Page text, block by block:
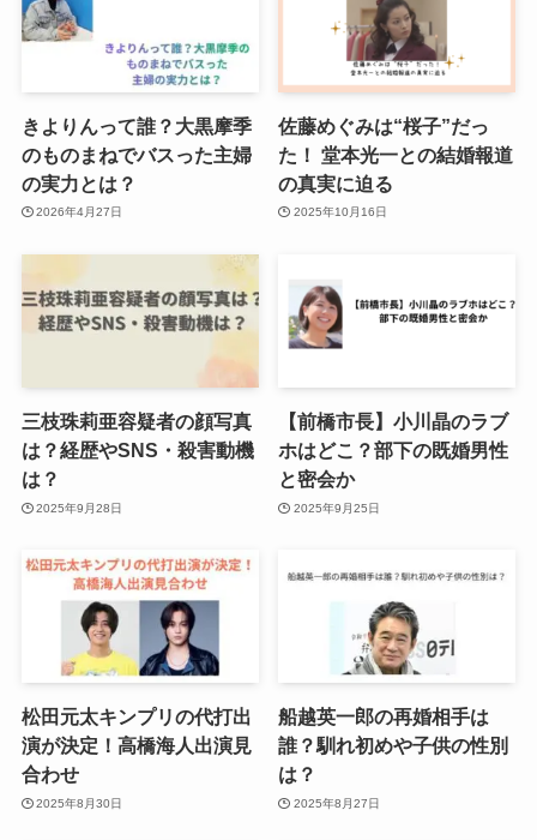
きよりんって誰？大黒摩季
のものまねでバスった主婦
の実力とは？
2026年4月27日
佐藤めぐみは“桜子”だっ
た！ 堂本光一との結婚報道
の真実に迫る
2025年10月16日
三枝珠莉亜容疑者の顔写真
は？経歴やSNS・殺害動機
は？
2025年9月28日
【前橋市長】小川晶のラブ
ホはどこ？部下の既婚男性
と密会か
2025年9月25日
松田元太キンプリの代打出
演が決定！高橋海人出演見
合わせ
2025年8月30日
船越英一郎の再婚相手は
誰？馴れ初めや子供の性別
は？
2025年8月27日